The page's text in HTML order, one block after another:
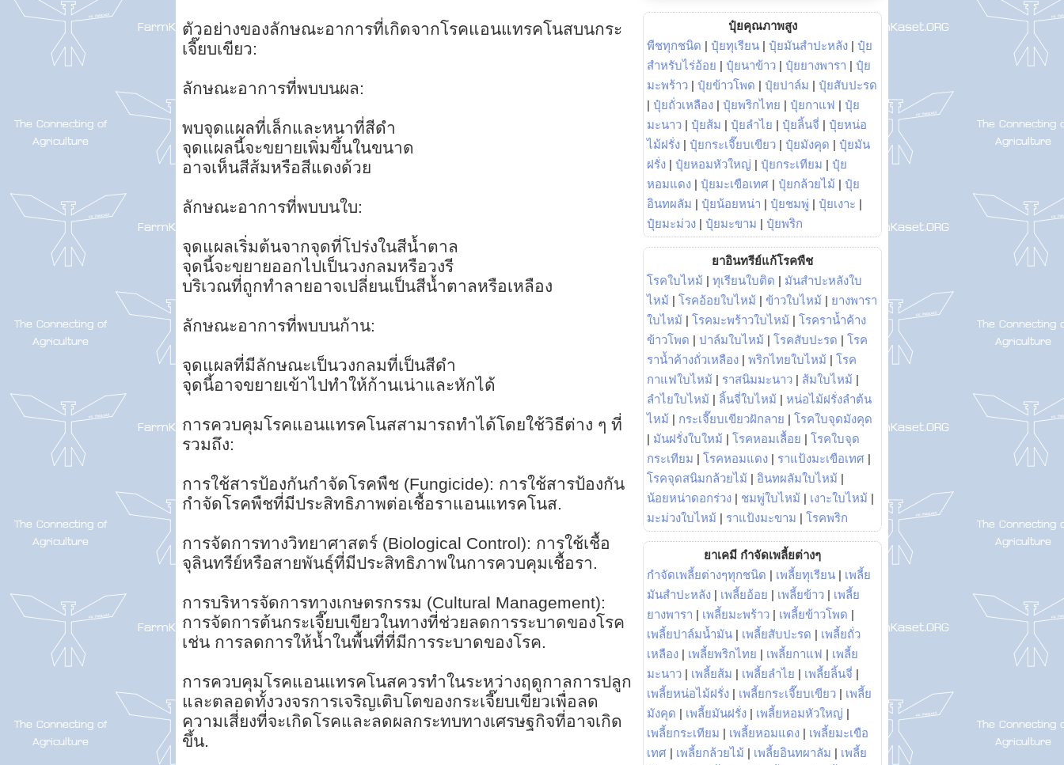
ตัวอย่างของลักษณะอาการที่เกิดจากโรคแอนแทรคโนสบนกระ
เจี๊ยบเขียว:
ลักษณะอาการที่พบบนผล:
พบจุดแผลที่เล็กและหนาที่สีดำ
จุดแผลนี้จะขยายเพิ่มขึ้นในขนาด
อาจเห็นสีส้มหรือสีแดงด้วย
ลักษณะอาการที่พบบนใบ:
จุดแผลเริ่มต้นจากจุดที่โปร่งในสีน้ำตาล
จุดนี้จะขยายออกไปเป็นวงกลมหรือวงรี
บริเวณที่ถูกทำลายอาจเปลี่ยนเป็นสีน้ำตาลหรือเหลือง
ลักษณะอาการที่พบบนก้าน:
จุดแผลที่มีลักษณะเป็นวงกลมที่เป็นสีดำ
จุดนี้อาจขยายเข้าไปทำให้ก้านเน่าและหักได้
การควบคุมโรคแอนแทรคโนสสามารถทำได้โดยใช้วิธีต่าง ๆ ที่
รวมถึง:
การใช้สารป้องกันกำจัดโรคพืช (Fungicide): การใช้สารป้องกัน
กำจัดโรคพืชที่มีประสิทธิภาพต่อเชื้อราแอนแทรคโนส.
การจัดการทางวิทยาศาสตร์ (Biological Control): การใช้เชื้อ
จุลินทรีย์หรือสายพันธุ์ที่มีประสิทธิภาพในการควบคุมเชื้อรา.
การบริหารจัดการทางเกษตรกรรม (Cultural Management):
การจัดการต้นกระเจี๊ยบเขียวในทางที่ช่วยลดการระบาดของโรค
เช่น การลดการให้น้ำในพื้นที่ที่มีการระบาดของโรค.
การควบคุมโรคแอนแทรคโนสควรทำในระหว่างฤดูกาลการปลูก
และตลอดทั้งวงจรการเจริญเติบโตของกระเจี๊ยบเขียวเพื่อลด
ความเสี่ยงที่จะเกิดโรคและลดผลกระทบทางเศรษฐกิจที่อาจเกิด
ขึ้น.
ปุ๋ยคุณภาพสูง
พืชทุกชนิด | ปุ๋ยทุเรียน | ปุ๋ยมันสำปะหลัง | ปุ๋ย
สำหรับไร่อ้อย | ปุ๋ยนาข้าว | ปุ๋ยยางพารา | ปุ๋ย
มะพร้าว | ปุ๋ยข้าวโพด | ปุ๋ยปาล์ม | ปุ๋ยสับปะรด
| ปุ๋ยถั่วเหลือง | ปุ๋ยพริกไทย | ปุ๋ยกาแฟ | ปุ๋ย
มะนาว | ปุ๋ยส้ม | ปุ๋ยลำไย | ปุ๋ยลิ้นจี่ | ปุ๋ยหน่อ
ไม้ฝรั่ง | ปุ๋ยกระเจี๊ยบเขียว | ปุ๋ยมังคุด | ปุ๋ยมัน
ฝรั่ง | ปุ๋ยหอมหัวใหญ่ | ปุ๋ยกระเทียม | ปุ๋ย
หอมแดง | ปุ๋ยมะเขือเทศ | ปุ๋ยกล้วยไม้ | ปุ๋ย
อินทผลัม | ปุ๋ยน้อยหน่า | ปุ๋ยชมพู่ | ปุ๋ยเงาะ |
ปุ๋ยมะม่วง | ปุ๋ยมะขาม | ปุ๋ยพริก
ยาอินทรีย์แก้โรคพืช
โรคใบไหม้ | ทุเรียนใบติด | มันสำปะหลังใบ
ไหม้ | โรคอ้อยใบไหม้ | ข้าวใบไหม้ | ยางพารา
ใบไหม้ | โรคมะพร้าวใบไหม้ | โรคราน้ำค้าง
ข้าวโพด | ปาล์มใบไหม้ | โรคสับปะรด | โรค
ราน้ำค้างถั่วเหลือง | พริกไทยใบไหม้ | โรค
กาแฟใบไหม้ | ราสนิมมะนาว | ส้มใบไหม้ |
ลำไยใบไหม้ | ลิ้นจี่ใบไหม้ | หน่อไม้ฝรั่งลำต้น
ไหม้ | กระเจี๊ยบเขียวฝักลาย | โรคใบจุดมังคุด
| มันฝรั่งใบใหม้ | โรคหอมเลื้อย | โรคใบจุด
กระเทียม | โรคหอมแดง | ราแป้งมะเขือเทศ |
โรคจุดสนิมกล้วยไม้ | อินทผลัมใบไหม้ |
น้อยหน่าดอกร่วง | ชมพู่ใบไหม้ | เงาะใบไหม้ |
มะม่วงใบไหม้ | ราแป้งมะขาม | โรคพริก
ยาเคมี กำจัดเพลี้ยต่างๆ
กำจัดเพลี้ยต่างๆทุกชนิด | เพลี้ยทุเรียน | เพลี้ย
มันสำปะหลัง | เพลี้ยอ้อย | เพลี้ยข้าว | เพลี้ย
ยางพารา | เพลี้ยมะพร้าว | เพลี้ยข้าวโพด |
เพลี้ยปาล์มน้ำมัน | เพลี้ยสับปะรด | เพลี้ยถั่ว
เหลือง | เพลี้ยพริกไทย | เพลี้ยกาแฟ | เพลี้ย
มะนาว | เพลี้ยส้ม | เพลี้ยลำไย | เพลี้ยลิ้นจี่ |
เพลี้ยหน่อไม้ฝรั่ง | เพลี้ยกระเจี๊ยบเขียว | เพลี้ย
มังคุด | เพลี้ยมันฝรั่ง | เพลี้ยหอมหัวใหญ่ |
เพลี้ยกระเทียม | เพลี้ยหอมแดง | เพลี้ยมะเขือ
เทศ | เพลี้ยกล้วยไม้ | เพลี้ยอินทผาลัม | เพลี้ย